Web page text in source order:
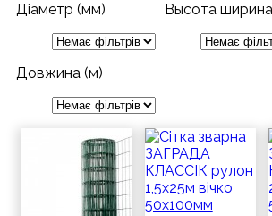
Діаметр (мм) Высота
Довжина (м)